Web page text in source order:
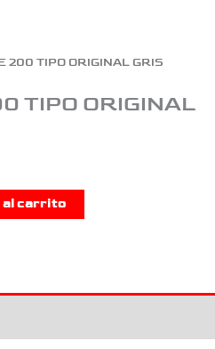
200 TIPO ORIGINAL GRIS
TIPO ORIGINAL
al carrito